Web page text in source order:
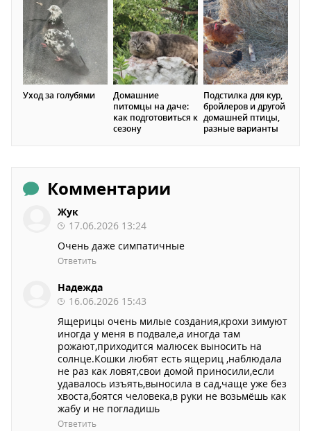
Уход за голубями
Домашние
питомцы на даче:
как подготовиться к
сезону
Подстилка для кур,
бройлеров и другой
домашней птицы,
разные варианты
Комментарии
Жук
17.06.2026 13:24
Очень даже симпатичные
Ответить
Надежда
16.06.2026 15:43
Ящерицы очень милые создания,крохи зимуют
иногда у меня в подвале,а иногда там
рожают,приходится малюсек выносить на
солнце.Кошки любят есть ящериц ,наблюдала
не раз как ловят,свои домой приносили,если
удавалось изъять,выносила в сад,чаще уже без
хвоста,боятся человека,в руки не возьмёшь как
жабу и не погладишь
Ответить